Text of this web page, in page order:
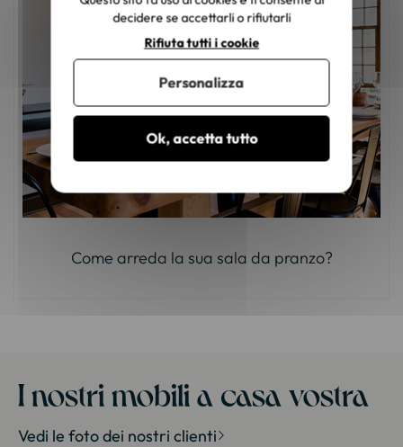
Come arreda la sua sala da pranzo?
I nostri mobili a casa vostra
Vedi le foto dei nostri clienti
decidere se accettarli o rifiutarli
Ok, accetta tutto
Rifiuta tutti i cookie
Personalizza